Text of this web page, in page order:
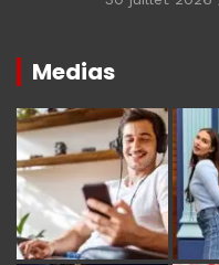
Medias